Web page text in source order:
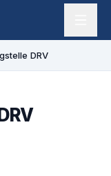
SV-Befreiung
DRV